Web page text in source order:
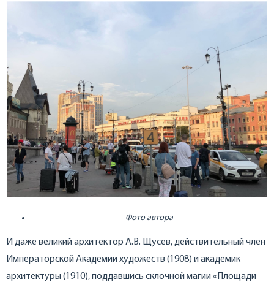
Фото автора
И даже великий архитектор А.В. Щусев, действительный член
Императорской Академии художеств (1908) и академик
архитектуры (1910), поддавшись склочной магии «Площади